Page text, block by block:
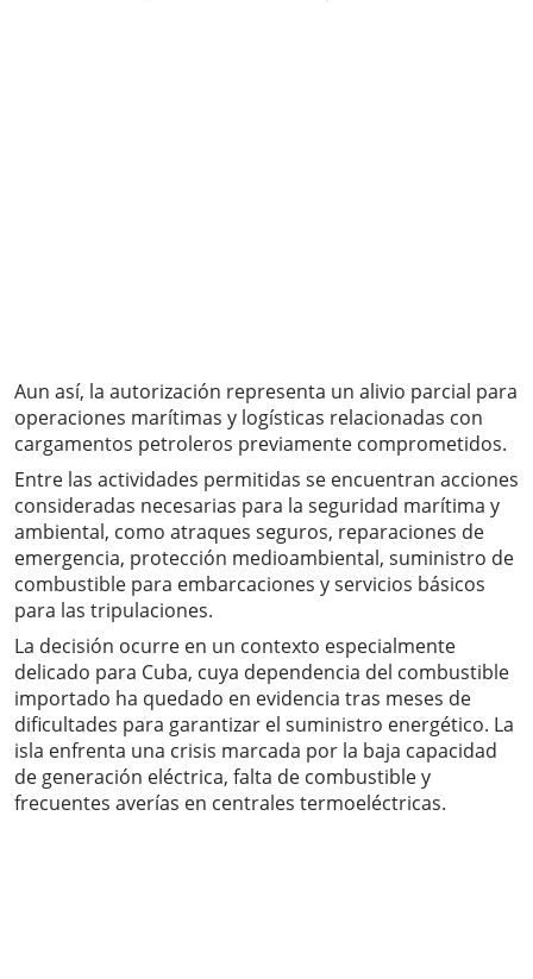
Aun así, la autorización representa un alivio parcial para
operaciones marítimas y logísticas relacionadas con
cargamentos petroleros previamente comprometidos.
Entre las actividades permitidas se encuentran acciones
consideradas necesarias para la seguridad marítima y
ambiental, como atraques seguros, reparaciones de
emergencia, protección medioambiental, suministro de
combustible para embarcaciones y servicios básicos
para las tripulaciones.
La decisión ocurre en un contexto especialmente
delicado para Cuba, cuya dependencia del combustible
importado ha quedado en evidencia tras meses de
dificultades para garantizar el suministro energético. La
isla enfrenta una crisis marcada por la baja capacidad
de generación eléctrica, falta de combustible y
frecuentes averías en centrales termoeléctricas.